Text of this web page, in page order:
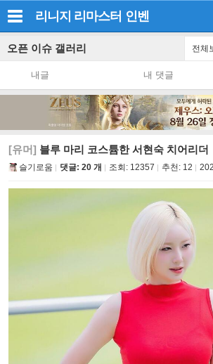
리니지 리마스터 인벤
오픈 이슈 갤러리 전체
내글 내 댓글
[유머] 블루 마리 코스튬한 서현숙 치어리더
슬기로움 댓글: 20 개 조회: 12357 추천: 12